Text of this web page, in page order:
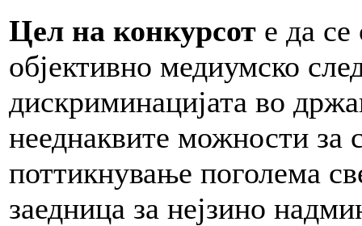
Цел на конкурсот е да
објективно медиумско
дискриминацијата во
нееднаквите можности за
поттикнување поголема
заедница за нејзино